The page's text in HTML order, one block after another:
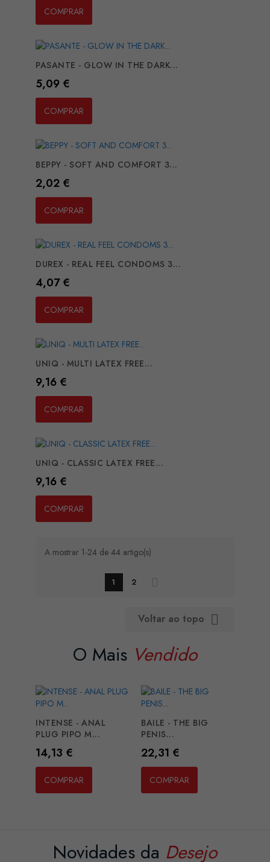
COMPRAR
PASANTE - GLOW IN THE DARK...
Preço
5,09 €
COMPRAR
BEPPY - SOFT AND COMFORT 3...
Preço
2,02 €
COMPRAR
DUREX - REAL FEEL CONDOMS 3...
Preço
4,07 €
COMPRAR
UNIQ - MULTI LATEX FREE...
Preço
9,16 €
COMPRAR
UNIQ - CLASSIC LATEX FREE...
Preço
9,16 €
COMPRAR
A mostrar 1-24 de 44 artigo(s)
1 2
Voltar ao topo 
O Mais Vendido
INTENSE - ANAL
PLUG PIPO M...
Preço
14,13 €
COMPRAR
BAILE - THE BIG
PENIS...
Preço
22,31 €
COMPRAR
Novidades da Desejo